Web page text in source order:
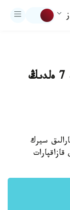
الماتىدا حالىقارالىق سيرك فەستيۆالىنە 7 ەلدىڭ
سيرك